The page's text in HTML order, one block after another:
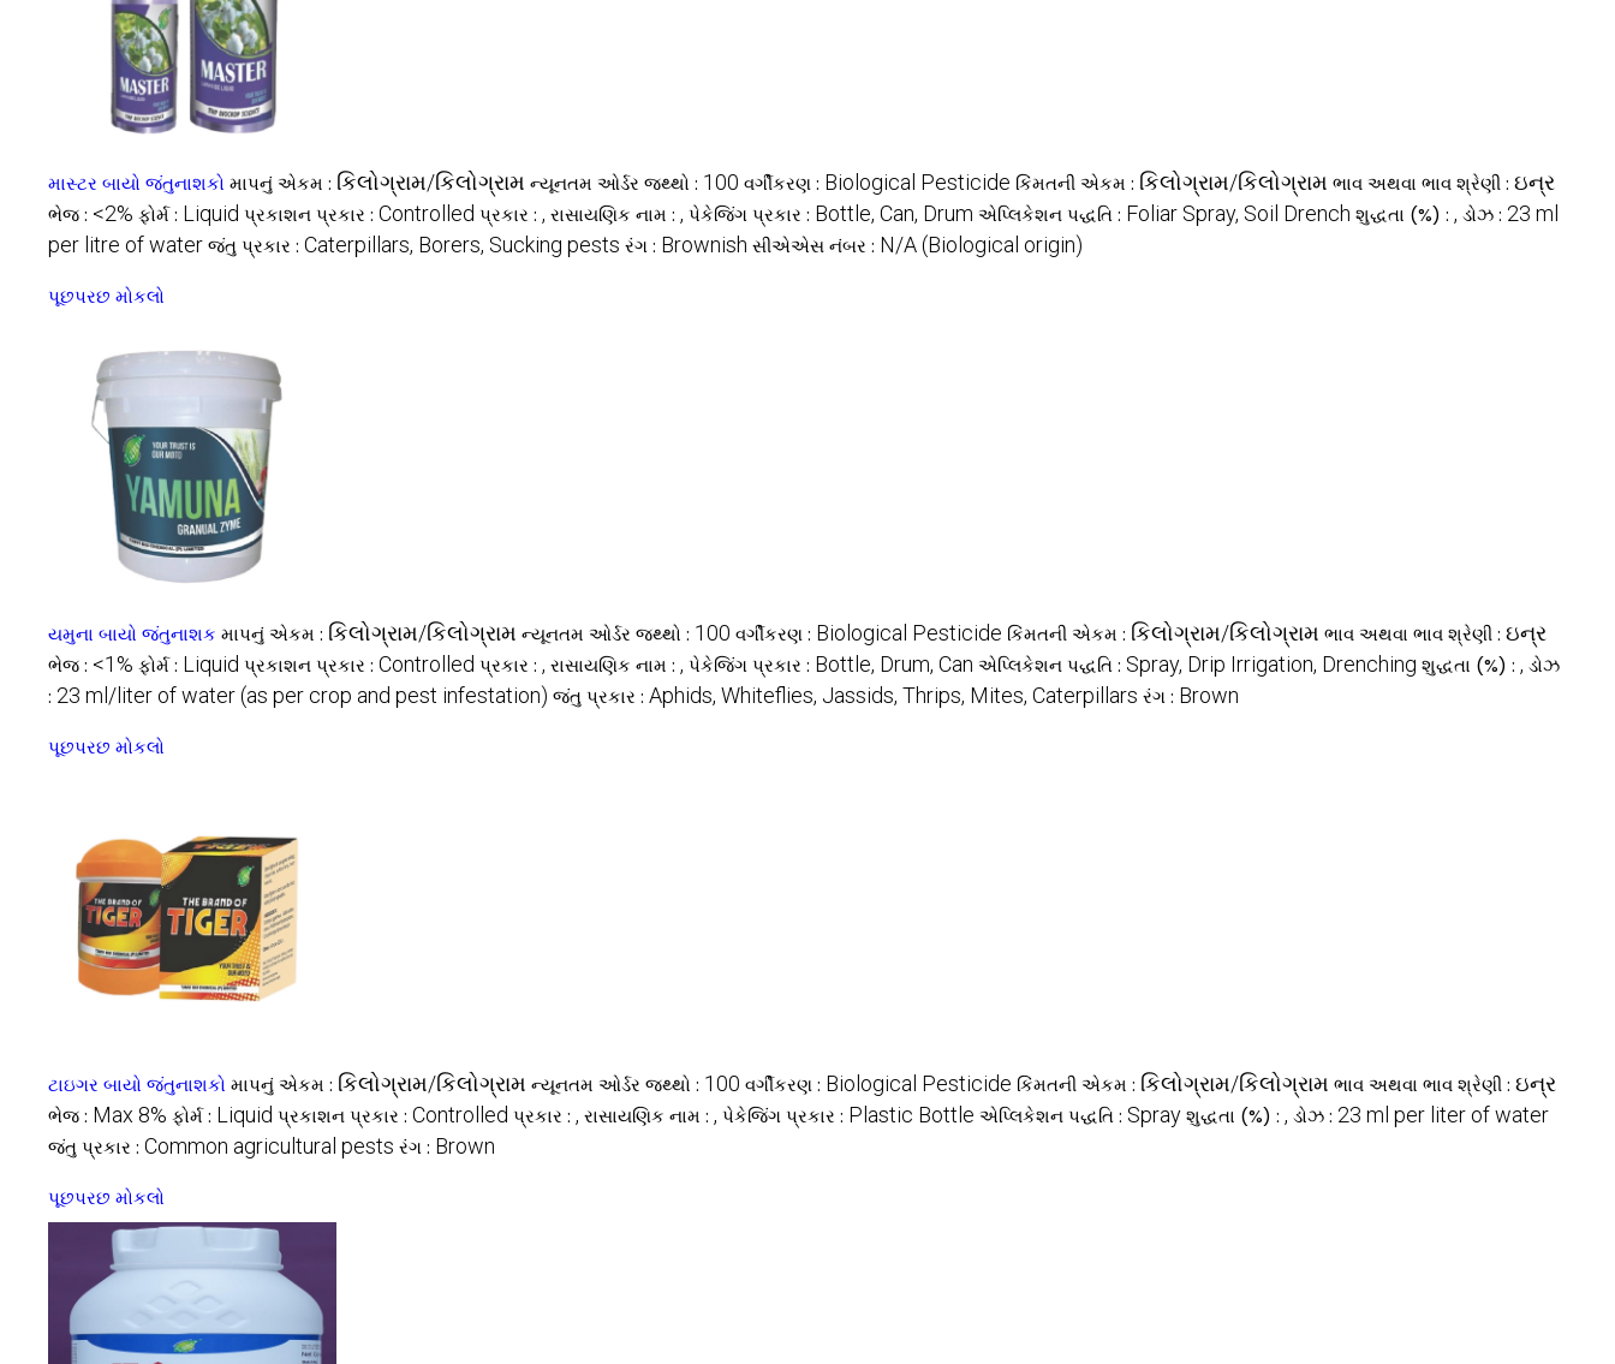
માસ્ટર બાયો જંતુનાશકો માપનું એકમ : કિલોગ્રામ/કિલોગ્રામ ન્યૂનતમ ઓર્ડર જથ્થો : 100 વર્ગીકરણ : Biological Pesticide કિંમતની એકમ : કિલોગ્રામ/કિલોગ્રામ ભાવ અથવા ભાવ શ્રેણી : ઇન્ર
ભેજ : <2% ફોર્મ : Liquid પ્રકાશન પ્રકાર : Controlled પ્રકાર : , રાસાયણિક નામ : , પેકેજિંગ પ્રકાર : Bottle, Can, Drum એપ્લિકેશન પદ્ધતિ : Foliar Spray, Soil Drench શુદ્ધતા (%) : , ડોઝ : 23 ml
per litre of waterજંતુ પ્રકાર : Caterpillars, Borers, Sucking pests રંગ : Brownish સીએએસ નંબર : N/A (Biological origin)
પૂછપરછ મોકલો
યમુના બાયો જંતુનાશક માપનું એકમ : કિલોગ્રામ/કિલોગ્રામ ન્યૂનતમ ઓર્ડર જથ્થો : 100 વર્ગીકરણ : Biological Pesticide કિંમતની એકમ : કિલોગ્રામ/કિલોગ્રામ ભાવ અથવા ભાવ શ્રેણી : ઇન્ર
ભેજ : <1% ફોર્મ : Liquid પ્રકાશન પ્રકાર : Controlled પ્રકાર : , રાસાયણિક નામ : , પેકેજિંગ પ્રકાર : Bottle, Drum, Can એપ્લિકેશન પદ્ધતિ : Spray, Drip Irrigation, Drenching શુદ્ધતા (%) : , ડોઝ
: 23 ml/liter of water (as per crop and pest infestation) જંતુ પ્રકાર : Aphids, Whiteflies, Jassids, Thrips, Mites, Caterpillars રંગ : Brown
પૂછપરછ મોકલો
ટાઇગર બાયો જંતુનાશકો માપનું એકમ : કિલોગ્રામ/કિલોગ્રામ ન્યૂનતમ ઓર્ડર જથ્થો : 100 વર્ગીકરણ : Biological Pesticide કિંમતની એકમ : કિલોગ્રામ/કિલોગ્રામ ભાવ અથવા ભાવ શ્રેણી : ઇન્ર
ભેજ : Max 8% ફોર્મ : Liquid પ્રકાશન પ્રકાર : Controlled પ્રકાર : , રાસાયણિક નામ : , પેકેજિંગ પ્રકાર : Plastic Bottle એપ્લિકેશન પદ્ધતિ : Sprayશુદ્ધતા (%) : , ડોઝ : 23 ml per liter of water
જંતુ પ્રકાર : Common agricultural pests રંગ : Brown
પૂછપરછ મોકલો